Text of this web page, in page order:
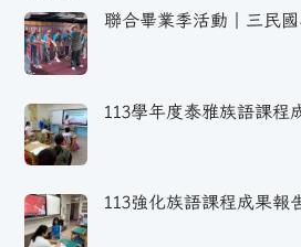
聯合畢業季活動｜三民
113學年度泰雅族語課程
113強化族語課程成果報